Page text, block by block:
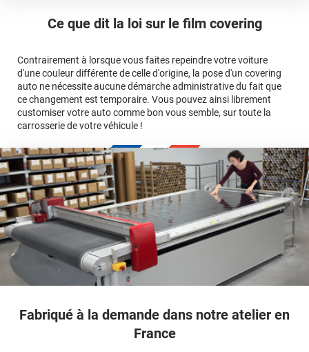
Ce que dit la loi sur le film covering
Contrairement à lorsque vous faites repeindre votre voiture
d'une couleur différente de celle d'origine, la pose d'un covering
auto ne nécessite aucune démarche administrative du fait que
ce changement est temporaire. Vous pouvez ainsi librement
customiser votre auto comme bon vous semble, sur toute la
carrosserie de votre véhicule !
avant jusqu'au bas du parechoc arrière, en passant par le
Multipliez ce résultat par 3.
conseillers
commerciaux
pose
Le covering protège la peinture d'origine, pour la garder en
Le covering peut s'enlever à tout moment
Le covering revient moins cher
covering 3D
calculateur
Fabriqué à la demande dans notre atelier en
France